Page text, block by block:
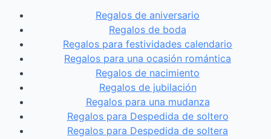
Regalos de aniversario
Regalos de boda
Regalos para festividades calendario
Regalos para una ocasión romántica
Regalos de nacimiento
Regalos de jubilación
Regalos para una mudanza
Regalos para Despedida de soltero
Regalos para Despedida de soltera